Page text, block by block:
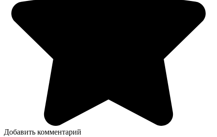
Добавить комментарий